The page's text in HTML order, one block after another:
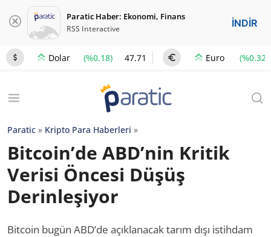
Paratic Haber: Ekonomi, Finans
RSS Interactive İNDİR
Dolar (%0.18) 47.71 Euro (%0.32)
Paratic » Kripto Para Haberleri »
Bitcoin’de ABD’nin Kritik
Verisi Öncesi Düşüş
Derinleşiyor
Bitcoin bugün ABD’de açıklanacak tarım dışı istihdam